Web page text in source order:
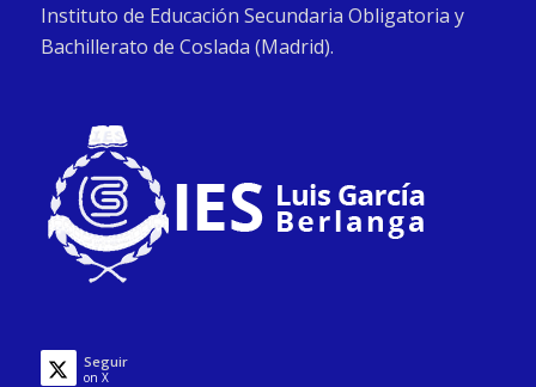
Instituto de Educación Secundaria Obligatoria y
Bachillerato de Coslada (Madrid).
Seguir
on X